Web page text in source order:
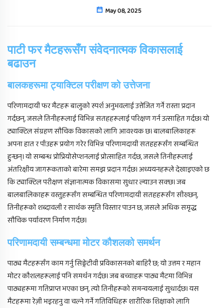
May 08, 2025
पाटी फर मैटहरूसँग संवेदनात्मक विकासलाई
बढाउन
बालकहरूमा ट्याक्टिल परीक्षण को उत्तेजना
परिणामदायी फर मैटहरू बालुको स्पर्श अनुभवलाई उत्तेजित गर्ने रास्ता प्रदान
गर्दछन्, जसले तिनीहरूलाई विभिन्न सतहहरूलाई परिक्षण गर्न उत्साहित गर्दछ। यो
ट्याक्टिल संग्रहण सौचिक विकासको लागि आवश्यक छ। बालबालिकाहरू
अपना हात र पाँउहरू प्रयोग गरेर विभिन्न परिणामदायी सतहहरूसँग सम्बन्धित
हुन्छन्। यो सम्बन्ध प्रोप्रियोसेप्शनलाई प्रोत्साहित गर्दछ, जसले तिनीहरूलाई
अंतरिक्षीय जागरूकताको बारेमा समझ प्रदान गर्दछ। अध्ययनहरूले देखाइएको छ
कि ट्याक्टिल परीक्षण संज्ञानात्मक विकासमा सुधार ल्याउन सक्छ। जब
बालबालिकाहरू वस्तुहरूसँग सम्बन्धित परिणामदायी सतहहरूसँग सीख्छन्,
तिनीहरूको शब्दावली र सार्थक स्मृति विस्तार पाउन छ, जसले अधिक समृद्ध
सौचिक पर्यावरण निर्माण गर्दछ।
परिणामदायी सम्बन्धमा मोटर कौशलको समर्थन
पाठ्य मैटहरूसँग काम गर्नु सिङ्गेटीवी प्रविकासनको बाहिरै छ; यो उत्तम र महान
मोटर कौशलहरूलाई पनि समर्थन गर्दछ। जब बच्चाहरू पाठ्य मैटमा विभिन्न
पाठ्यहरूमा गतिप्राप्त भएका छन्, त्यो तिनीहरूको समन्वयलाई सुधार्दछ। यस
मैटहरूमा रेज़ी भइरहनु वा चल्ने गर्ने गतिविधिहरू शारीरिक शिक्षाको लागि